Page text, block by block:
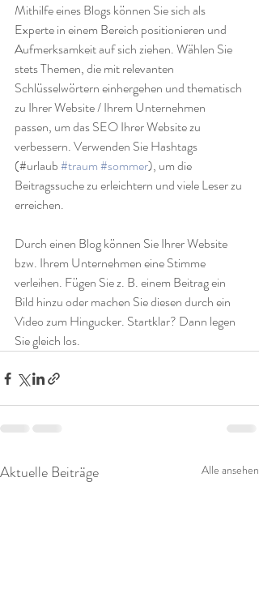
Mithilfe eines Blogs können Sie sich als
Experte in einem Bereich positionieren und
Aufmerksamkeit auf sich ziehen. Wählen Sie
stets Themen, die mit relevanten
Schlüsselwörtern einhergehen und thematisch
zu Ihrer Website / Ihrem Unternehmen
passen, um das SEO Ihrer Website zu
verbessern. Verwenden Sie Hashtags
(#urlaub #traum#sommer), um die
Beitragssuche zu erleichtern und viele Leser zu
erreichen.
Durch einen Blog können Sie Ihrer Website
bzw. Ihrem Unternehmen eine Stimme
verleihen. Fügen Sie z. B. einem Beitrag ein
Bild hinzu oder machen Sie diesen durch ein
Video zum Hingucker. Startklar? Dann legen
Sie gleich los.
Aktuelle Beiträge Alle ansehen